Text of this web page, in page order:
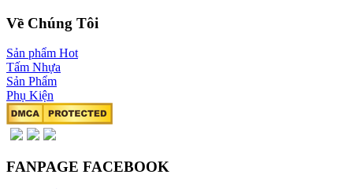
Về Chúng Tôi
Sản phẩm Hot
Tấm Nhựa
Sản Phẩm
Phụ Kiện
FANPAGE FACEBOOK